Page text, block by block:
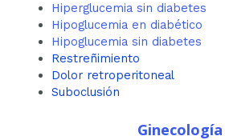
Hiperglucemia sin diabetes
Hipoglucemia en diabético
Hipoglucemia sin diabetes
Restreñimiento
Dolor retroperitoneal
Suboclusión
Ginecología